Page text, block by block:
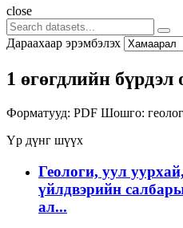
close
Дараахаар эрэмбэлэх
1 өгөгдлийн бүрдэл
Форматууд: PDF Шошго:
Үр дүнг шүүх
Геологи, уул
үйлдвэрийн
ал...